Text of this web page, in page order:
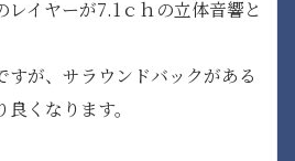
イヤーが7.1ｃｈの立体音響と
すが、サラウンドバックがある
くなります。